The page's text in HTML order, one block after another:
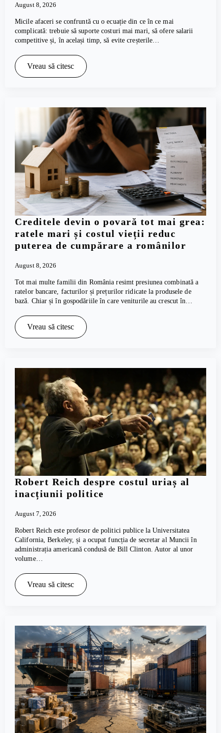
August 8, 2026
Micile afaceri se confruntă cu o ecuație din ce în ce mai
complicată: trebuie să suporte costuri mai mari, să ofere salarii
competitive și, în același timp, să evite creșterile…
Vreau să citesc
Creditele devin o povară tot mai grea:
ratele mari și costul vieții reduc
puterea de cumpărare a românilor
August 8, 2026
Tot mai multe familii din România resimt presiunea combinată a
ratelor bancare, facturilor și prețurilor ridicate la produsele de
bază. Chiar și în gospodăriile în care veniturile au crescut în…
Vreau să citesc
Robert Reich despre costul uriaș al
inacțiunii politice
August 7, 2026
Robert Reich este profesor de politici publice la Universitatea
California, Berkeley, și a ocupat funcția de secretar al Muncii în
administrația americană condusă de Bill Clinton. Autor al unor
volume…
Vreau să citesc